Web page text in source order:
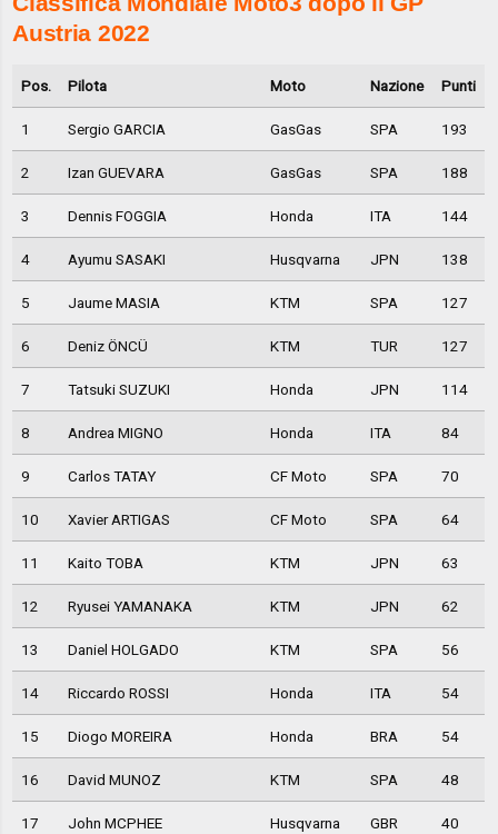
Austria 2022
Pos. Pilota Moto Nazione Punti
1 Sergio GARCIA GasGas SPA 193
2 Izan GUEVARA GasGas SPA 188
3 Dennis FOGGIA Honda ITA 144
4 Ayumu SASAKI Husqvarna JPN 138
5 Jaume MASIA KTM SPA 127
6 Deniz ÖNCÜ KTM TUR 127
7 Tatsuki SUZUKI Honda JPN 114
8 Andrea MIGNO Honda ITA 84
9 Carlos TATAY CF Moto SPA 70
10 Xavier ARTIGAS CF Moto SPA 64
11 Kaito TOBA KTM JPN 63
12 Ryusei YAMANAKA KTM JPN 62
13 Daniel HOLGADO KTM SPA 56
14 Riccardo ROSSI Honda ITA 54
15 Diogo MOREIRA Honda BRA 54
16 David MUNOZ KTM SPA 48
17 John MCPHEE Husqvarna GBR 40